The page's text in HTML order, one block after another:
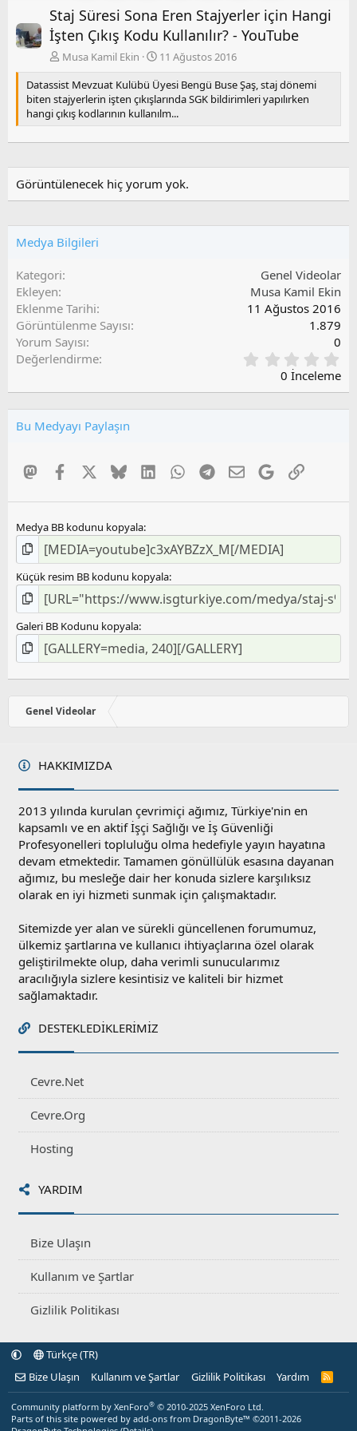
e
k
i
r
a
Staj Süresi Sona Eren Stajyerler için Hangi
İşten Çıkış Kodu Kullanılır? - YouTube
Musa Kamil Ekin
11 Ağustos 2016
Datassist Mevzuat Kulübü Üyesi Bengü Buse Şaş, staj dönemi
biten stajyerlerin işten çıkışlarında SGK bildirimleri yapılırken
hangi çıkış kodlarının kullanılm...
Görüntülenecek hiç yorum yok.
Medya Bilgileri
Kategori
Genel Videolar
Ekleyen
Musa Kamil Ekin
Eklenme Tarihi
11 Ağustos 2016
Görüntülenme Sayısı
1.879
Yorum Sayısı
0
Değerlendirme
,
O
0 İnceleme
Bu Medyayı Paylaşın
MastodonFacebook BlueskyLinkedInWhatsAppTelegram
E-postaGoogleLink
Medya BB kodunu kopyala
Küçük resim BB kodunu kopyala
Galeri BB Kodunu kopyala
Genel Videolar
HAKKIMIZDA
2013 yılında kurulan çevrimiçi ağımız, Türkiye'nin en
kapsamlı ve en aktif İşçi Sağlığı ve İş Güvenliği
Profesyonelleri topluluğu olma hedefiyle yayın hayatına
devam etmektedir. Tamamen gönüllülük esasına dayanan
ağımız, bu mesleğe dair her konuda sizlere karşılıksız
olarak en iyi hizmeti sunmak için çalışmaktadır.
Sitemizde yer alan ve sürekli güncellenen forumumuz,
ülkemiz şartlarına ve kullanıcı ihtiyaçlarına özel olarak
geliştirilmekte olup, daha verimli sunucularımız
aracılığıyla sizlere kesintisiz ve kaliteli bir hizmet
sağlamaktadır.
DESTEKLEDIKLERIMIZ
Cevre.Net
Cevre.Org
Hosting
YARDIM
Bize Ulaşın
Kullanım ve Şartlar
Gizlilik Politikası
Türkçe (TR)
Bize Ulaşın
Kullanım ve Şartlar Gizlilik Politikası Yardım
R
Community platform by XenForo® © 2010-2025 XenForo Ltd.
Parts of this site powered by add-ons from DragonByte™ ©2011-2026